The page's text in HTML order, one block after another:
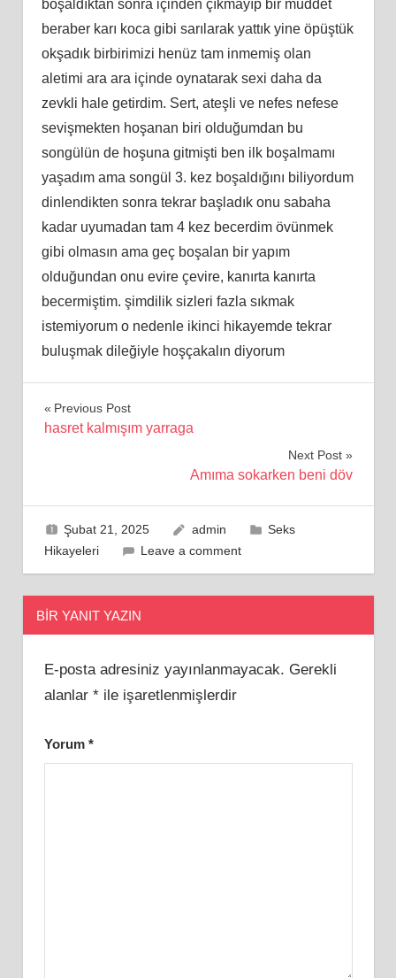
boşaldıktan sonra içinden çıkmayıp bir müddet
beraber karı koca gibi sarılarak yattık yine öpüştük
okşadık birbirimizi henüz tam inmemiş olan
aletimi ara ara içinde oynatarak sexi daha da
zevkli hale getirdim. Sert, ateşli ve nefes nefese
sevişmekten hoşanan biri olduğumdan bu
songülün de hoşuna gitmişti ben ilk boşalmamı
yaşadım ama songül 3. kez boşaldığını biliyordum
dinlendikten sonra tekrar başladık onu sabaha
kadar uyumadan tam 4 kez becerdim övünmek
gibi olmasın ama geç boşalan bir yapım
olduğundan onu evire çevire, kanırta kanırta
becermiştim. şimdilik sizleri fazla sıkmak
istemiyorum o nedenle ikinci hikayemde tekrar
buluşmak dileğiyle hoşçakalın diyorum
Yazı
Previous Post
hasret kalmışım yarraga
Next Post
Amıma sokarken beni döv
Şubat 21, 2025 admin
Seks
Hikayeleri
Leave a comment
BIR YANIT YAZIN
E-posta adresiniz yayınlanmayacak. Gerekli
alanlar *ile işaretlenmişlerdir
Yorum *